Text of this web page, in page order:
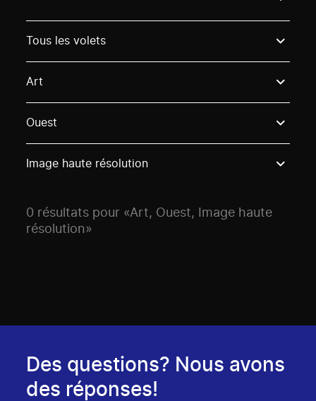
Tous les volets
Art
Ouest
Image haute résolution
0 résultats pour «Art, Ouest, Image haute
résolution»
Des questions? Nous avons
des réponses!